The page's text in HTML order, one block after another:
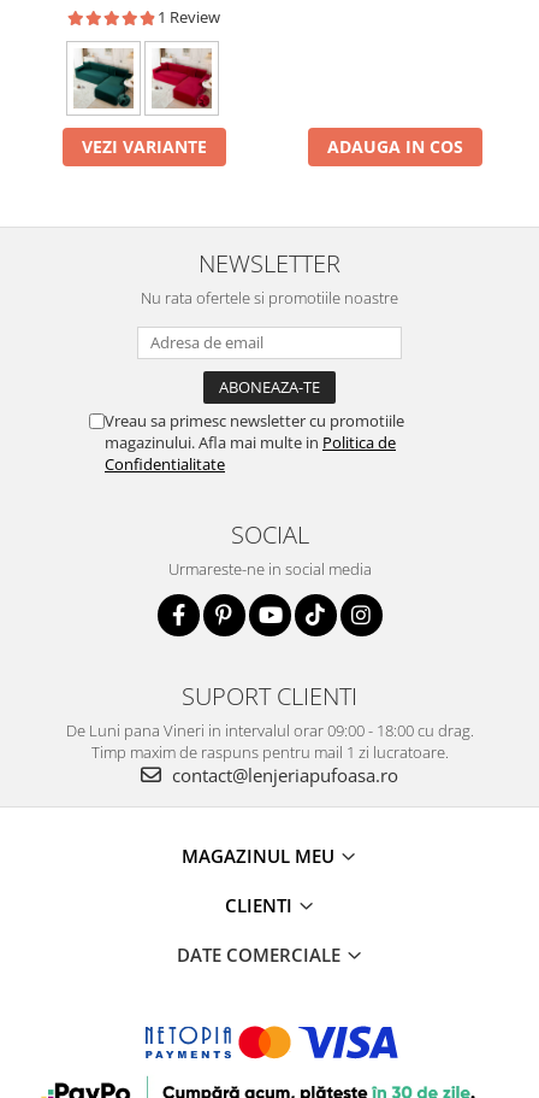
1 Review
VEZI VARIANTE ADAUGA IN COS
NEWSLETTER
Nu rata ofertele si promotiile noastre
Vreau sa primesc newsletter cu promotiile
magazinului. Afla mai multe in Politica de
Confidentialitate
SOCIAL
Urmareste-ne in social media
SUPORT CLIENTI
De Luni pana Vineri in intervalul orar 09:00 - 18:00 cu drag.
Timp maxim de raspuns pentru mail 1 zi lucratoare.
contact@lenjeriapufoasa.ro
MAGAZINUL MEU
CLIENTI
DATE COMERCIALE